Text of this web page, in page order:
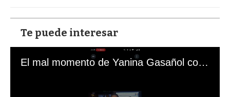
Te puede interesar
El mal momento de Yanina Gasañol con un hincha argentino en "Subrayado"